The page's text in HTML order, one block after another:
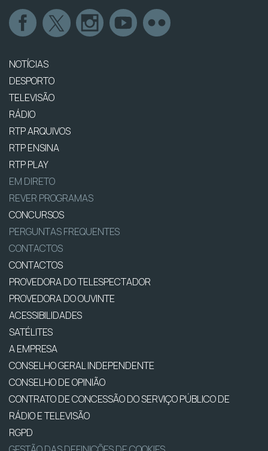
NOTÍCIAS
DESPORTO
TELEVISÃO
RÁDIO
RTP ARQUIVOS
RTP ENSINA
RTP PLAY
EM DIRETO
REVER PROGRAMAS
CONCURSOS
PERGUNTAS FREQUENTES
CONTACTOS
CONTACTOS
PROVEDORA DO TELESPECTADOR
PROVEDORA DO OUVINTE
ACESSIBILIDADES
SATÉLITES
A EMPRESA
CONSELHO GERAL INDEPENDENTE
CONSELHO DE OPINIÃO
CONTRATO DE CONCESSÃO DO SERVIÇO PÚBLICO DE
RÁDIO E TELEVISÃO
RGPD